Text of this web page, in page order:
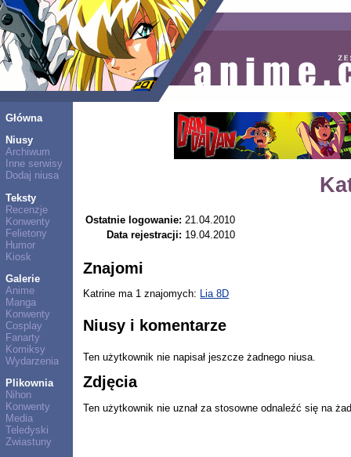
Główna
Niusy
Archiwum
Inne serwisy
Dodaj niusa
Teksty
Recenzje
Konwenty
Felietony
Humor
Kiosk
Galerie
Anime
Manga
Konwenty
Cosplay
Fanarty
Komiksy
Wydarzenia
Plikownia
Nihon
Konwenty
Media
Teledyski
Zwiastuny
Ostatnie logowanie: 21.04.2010
Data rejestracji: 19.04.2010
Znajomi
Katrine ma 1 znajomych: Lia 8D
Niusy i komentarze
Ten użytkownik nie napisał jeszcze żadnego niusa.
Zdjęcia
Ten użytkownik nie uznał za stosowne odnaleźć się na